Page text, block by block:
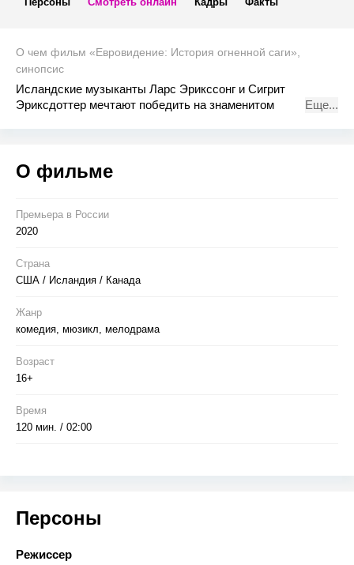
О чем фильм «Евровидение: История огненной саги»,
синопсис
Исландские музыканты Ларс Эрикссонг и Сигрит
Эриксдоттер мечтают победить на знаменитом
Еще...
О фильме
Премьера в Росcии
2020
Страна
США / Исландия / Канада
Жанр
комедия, мюзикл, мелодрама
Возраст
16+
Время
120 мин. / 02:00
Персоны
Режиссер